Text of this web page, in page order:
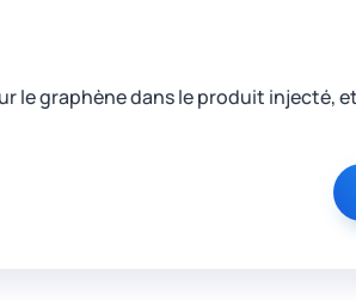
le graphène dans le produit injecté,